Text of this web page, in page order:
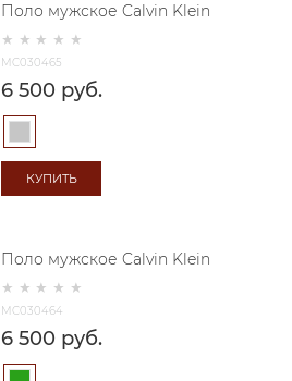
MC030465
Поло мужское Calvin Klein
6 500 руб.
КУПИТЬ
MC030464
Поло мужское Calvin Klein
6 500 руб.